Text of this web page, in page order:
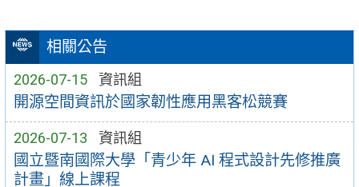
相關公告
2026-07-15 資訊組
開源空間資訊於國家韌性應用黑客松競賽
2026-07-13 資訊組
國立暨南國際大學「青少年 AI 程式設計先修推廣
計畫」線上課程